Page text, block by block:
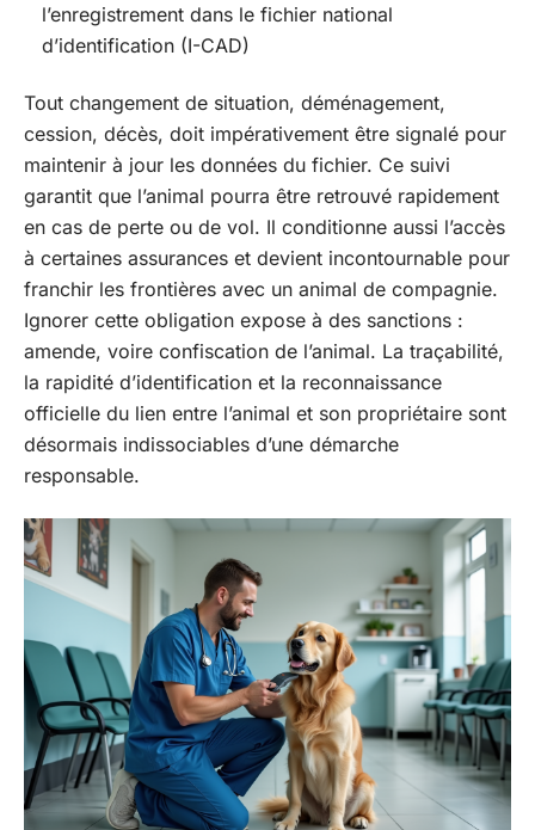
l’enregistrement dans le fichier national
d’identification (I-CAD)
Tout changement de situation, déménagement,
cession, décès, doit impérativement être signalé pour
maintenir à jour les données du fichier. Ce suivi
garantit que l’animal pourra être retrouvé rapidement
en cas de perte ou de vol. Il conditionne aussi l’accès
à certaines assurances et devient incontournable pour
franchir les frontières avec un animal de compagnie.
Ignorer cette obligation expose à des sanctions :
amende, voire confiscation de l’animal. La traçabilité,
la rapidité d’identification et la reconnaissance
officielle du lien entre l’animal et son propriétaire sont
désormais indissociables d’une démarche
responsable.